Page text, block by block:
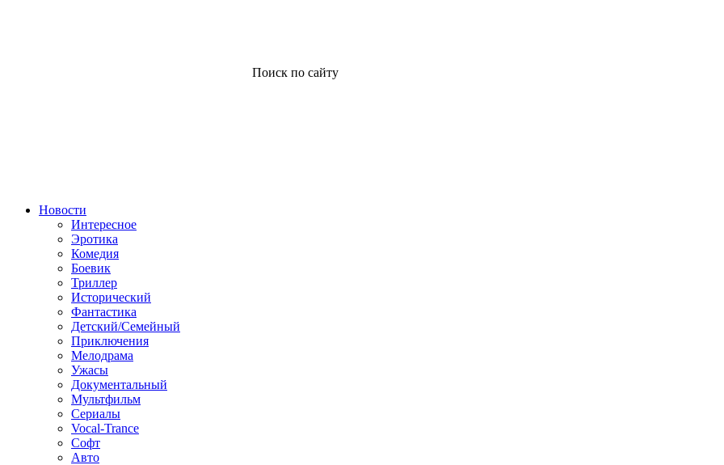
Поиск по сайту
Новости
Интересное
Эротика
Комедия
Боевик
Триллер
Исторический
Фантастика
Детский/Семейный
Приключения
Мелодрама
Ужасы
Документальный
Мультфильм
Сериалы
Vocal-Trance
Софт
Авто